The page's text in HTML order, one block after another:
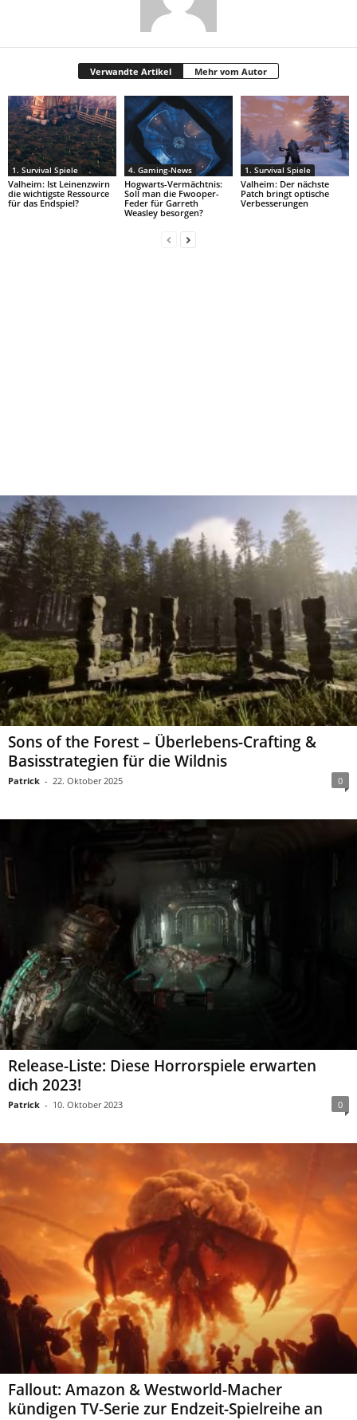
Verwandte Artikel Mehr vom Autor
1. Survival Spiele
Valheim: Ist Leinenzwirn
die wichtigste Ressource
für das Endspiel?
4. Gaming-News
Hogwarts-Vermächtnis:
Soll man die Fwooper-
Feder für Garreth
Weasley besorgen?
1. Survival Spiele
Valheim: Der nächste
Patch bringt optische
Verbesserungen
Sons of the Forest – Überlebens-Crafting &
Basisstrategien für die Wildnis
Patrick - 22. Oktober 2025 0
Release-Liste: Diese Horrorspiele erwarten
dich 2023!
Patrick - 10. Oktober 2023 0
Fallout: Amazon & Westworld-Macher
kündigen TV-Serie zur Endzeit-Spielreihe an